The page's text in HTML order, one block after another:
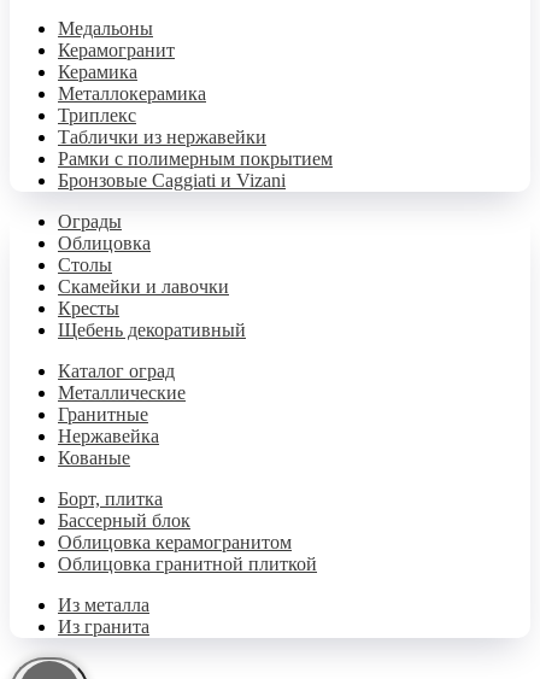
Медальоны
Керамогранит
Керамика
Металлокерамика
Триплекс
Таблички из нержавейки
Рамки с полимерным покрытием
Бронзовые Caggiati и Vizani
Ограды
Облицовка
Столы
Скамейки и лавочки
Кресты
Щебень декоративный
Каталог оград
Металлические
Гранитные
Нержавейка
Кованые
Борт, плитка
Бассерный блок
Облицовка керамогранитом
Облицовка гранитной плиткой
Из металла
Из гранита